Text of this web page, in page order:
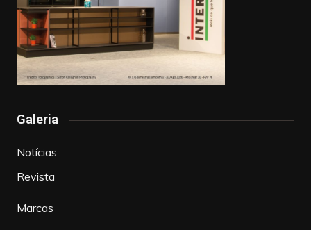
Galeria
Notícias
Revista
Marcas